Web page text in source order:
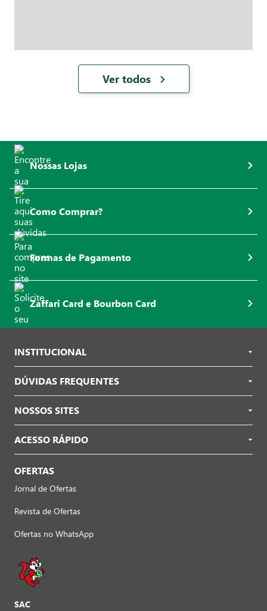
Ver todos
Nossas Lojas
Como Comprar?
Formas de Pagamento
Zaffari Card e Bourbon Card
INSTITUCIONAL
DÚVIDAS FREQUENTES
NOSSOS SITES
ACESSO RÁPIDO
OFERTAS
Jornal de Ofertas
Revista de Ofertas
Ofertas no WhatsApp
SAC